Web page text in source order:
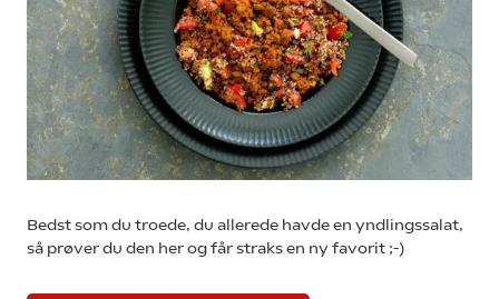
Bedst som du troede, du allerede havde en yndlingssalat,
så prøver du den her og får straks en ny favorit ;-)